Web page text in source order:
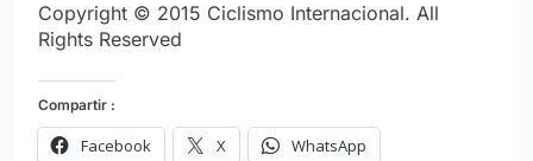
Copyright © 2015 Ciclismo Internacional. All
Rights Reserved
Compartir :
Facebook X WhatsApp